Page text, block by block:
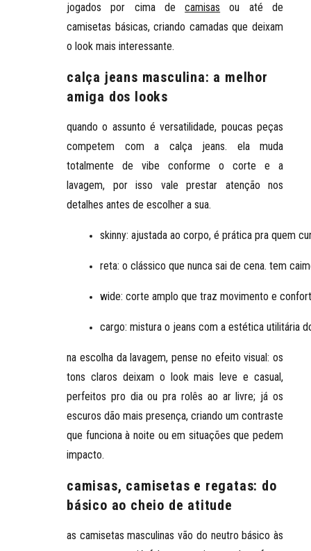
jogados por cima decamisas ou até de
camisetas básicas, criando camadas que deixam
o look mais interessante.
calça jeans masculina: a melhor
amiga dos looks
quando o assunto é versatilidade, poucas peças
competem com a calça jeans. ela muda
totalmente de vibe conforme o corte e a
lavagem, por isso vale prestar atenção nos
detalhes antes de escolher a sua.
skinny: ajustada ao corpo, é prática pra quem
reta: o clássico que nunca sai de cena. tem
wide: corte amplo que traz movimento e
cargo: mistura o jeans com a estética utilitária
na escolha da lavagem, pense no efeito visual: os
tons claros deixam o look mais leve e casual,
perfeitos pro dia ou pra rolês ao ar livre; já os
escuros dão mais presença, criando um contraste
que funciona à noite ou em situações que pedem
impacto.
camisas, camisetas e regatas: do
básico ao cheio de atitude
as camisetas masculinas vão do neutro básico às